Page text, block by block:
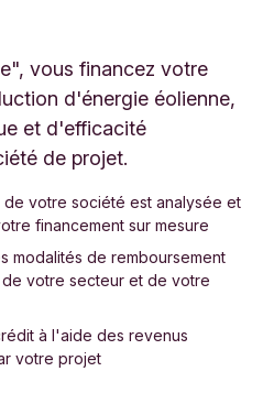
vous financez votre
d'énergie éolienne,
et d'efficacité
de projet.
votre société est analysée et
financement sur mesure
modalités de remboursement
votre secteur et de votre
à l'aide des revenus
votre projet